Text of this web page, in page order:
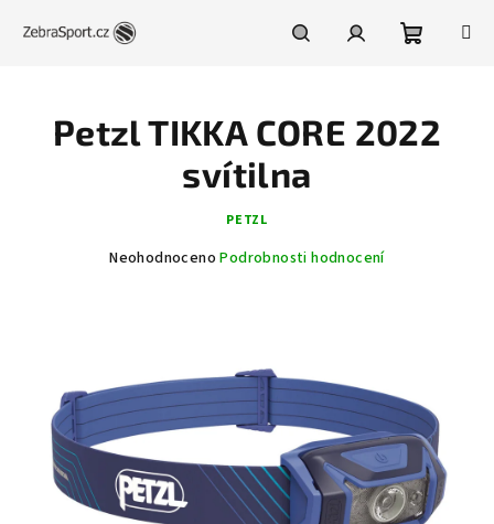
košík
Petzl TIKKA CORE 2022
svítilna
PETZL
Průměrné
5
hvězdiček.
Neohodnoceno Podrobnosti hodnocení